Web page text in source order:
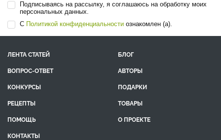
Подписываясь на рассылку, я соглашаюсь на обработку моих
персональных данных.
С Политикой конфиденциальности ознакомлен (а).
ЛЕНТА СТАТЕЙ
БЛОГ
ВОПРОС-ОТВЕТ
АВТОРЫ
КОНКУРСЫ
ПОДАРКИ
РЕЦЕПТЫ
ТОВАРЫ
ПОМОЩЬ
О ПРОЕКТЕ
КОНТАКТЫ